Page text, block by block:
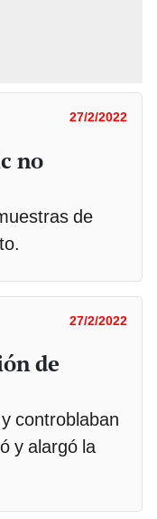
27/2/2022
no
de
27/2/2022
de
controblaban
y alargó la